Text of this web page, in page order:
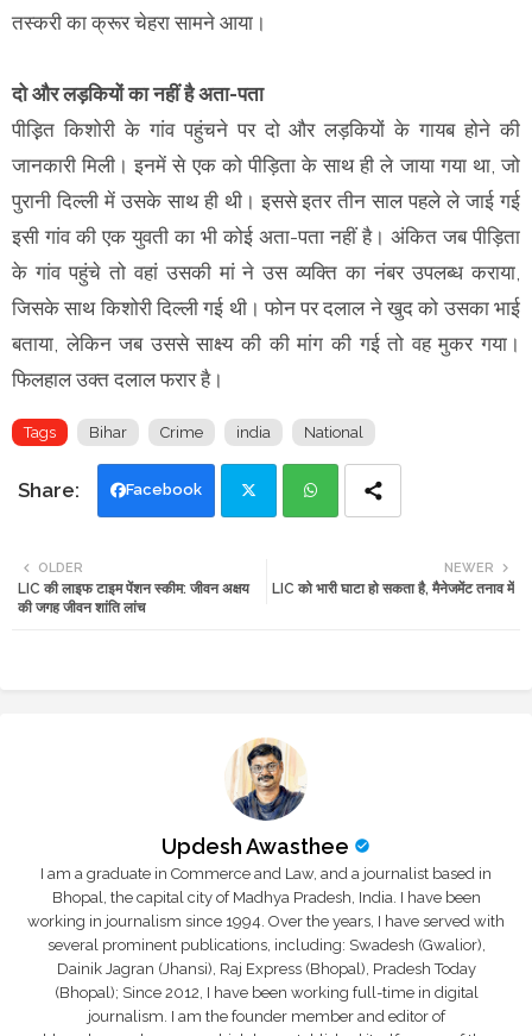
तस्करी का क्रूर चेहरा सामने आया।
दो और लड़कियों का नहीं है अता-पता
पीड़़ित किशोरी के गांव पहुंचने पर दो और लड़कियों के गायब होने की
जानकारी मिली। इनमें से एक को पीड़िता के साथ ही ले जाया गया था, जो
पुरानी दिल्ली में उसके साथ ही थी। इससे इतर तीन साल पहले ले जाई गई
इसी गांव की एक युवती का भी कोई अता-पता नहीं है। अंकित जब पीड़िता
के गांव पहुंचे तो वहां उसकी मां ने उस व्यक्ति का नंबर उपलब्ध कराया,
जिसके साथ किशोरी दिल्ली गई थी। फोन पर दलाल ने खुद को उसका भाई
बताया, लेकिन जब उससे साक्ष्य की की मांग की गई तो वह मुकर गया।
फिलहाल उक्त दलाल फरार है।
Tags Bihar Crime india National
Facebook
tte ats
NEWER
LIC को भारी घाटा हो सकता है, मैनेजमेंट तनाव में
OLDER
LIC की लाइफ टाइम पेंशन स्कीम: जीवन अक्षय
की जगह जीवन शांति लांच
Updesh Awasthee
I am a graduate in Commerce and Law, and a journalist based in
Bhopal, the capital city of Madhya Pradesh, India. I have been
working in journalism since 1994. Over the years, I have served with
several prominent publications, including: Swadesh (Gwalior),
Dainik Jagran (Jhansi), Raj Express (Bhopal), Pradesh Today
(Bhopal); Since 2012, I have been working full-time in digital
journalism. I am the founder member and editor of